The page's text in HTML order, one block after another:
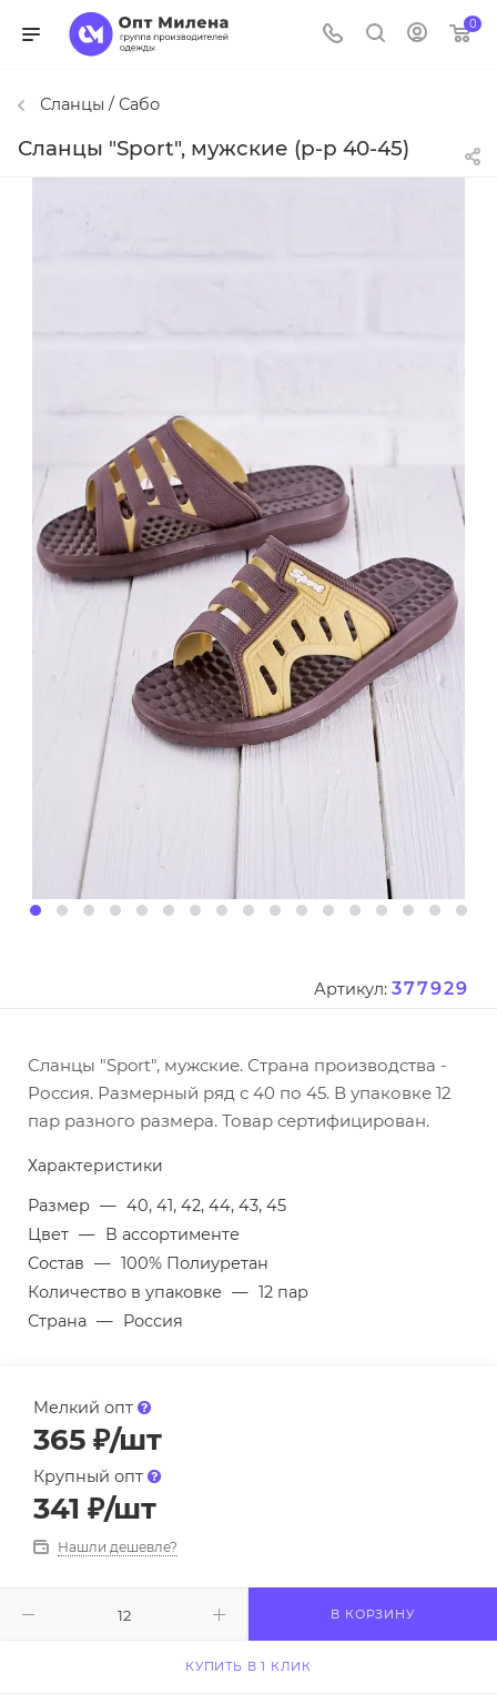
0
Сланцы / Сабо
Сланцы "Sport", мужские (р-р 40-45)
Артикул: 377929
Сланцы "Sport", мужские. Страна производства -
Россия. Размерный ряд с 40 по 45. В упаковке 12
пар разного размера. Товар сертифицирован.
Характеристики
Размер — 40, 41, 42, 44, 43, 45
Цвет — В ассортименте
Состав — 100% Полиуретан
Количество в упаковке — 12 пар
Страна — Россия
Мелкий опт
365 ₽/шт
Крупный опт
341 ₽/шт
Нашли дешевле?
В КОРЗИНУ
КУПИТЬ В 1 КЛИК